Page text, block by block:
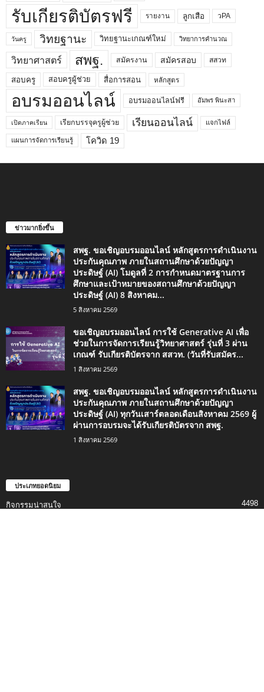
รับเกียรติบัตรฟรี รายงาน ลูกเสือ วPA
วันครู วิทยฐานะ วิทยฐานะเกณฑ์ใหม่ วิทยาการคำนวณ
วิทยาศาสตร์ สพฐ. สมัครงาน สมัครสอบ สสวท
สอบครู สอบครูผู้ช่วย สื่อการสอน หลักสูตร
อบรมออนไลน์ อบรมออนไลน์ฟรี อัมพร พินะสา
เปิดภาคเรียน เรียกบรรจุครูผู้ช่วย เรียนออนไลน์ แจกไฟล์
แผนการจัดการเรียนรู้ โควิด 19
ข่าวมากยิ่งขึ้น
สพฐ. ขอเชิญอบรมออนไลน์ หลักสูตรการดำเนินงาน
ประกันคุณภาพ ภายในสถานศึกษาด้วยปัญญา
ประดิษฐ์ (AI) โมดูลที่ 2 การกำหนดมาตรฐานการ
ศึกษาและเป้าหมายของสถานศึกษาด้วยปัญญา
ประดิษฐ์ (AI) 8 สิงหาคม...
5 สิงหาคม 2569
ขอเชิญอบรมออนไลน์ การใช้ Generative AI เพื่อ
ช่วยในการจัดการเรียนรู้วิทยาศาสตร์ รุ่นที่ 3 ผ่าน
เกณฑ์ รับเกียรติบัตรจาก สสวท. (วันที่รับสมัคร...
1 สิงหาคม 2569
สพฐ. ขอเชิญอบรมออนไลน์ หลักสูตรการดำเนินงาน
ประกันคุณภาพ ภายในสถานศึกษาด้วยปัญญา
ประดิษฐ์ (AI) ทุกวันเสาร์ตลอดเดือนสิงหาคม 2569 ผู้
ผ่านการอบรมจะได้รับเกียรติบัตรจาก สพฐ.
1 สิงหาคม 2569
ประเภทยอดนิยม
กิจกรรมน่าสนใจ 4498